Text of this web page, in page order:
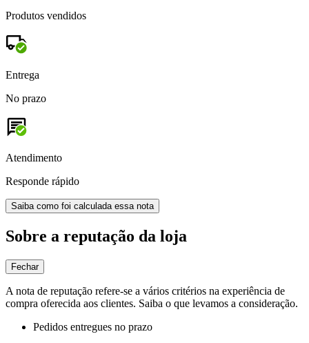
Produtos vendidos
Entrega
No prazo
Atendimento
Responde rápido
Saiba como foi calculada essa nota
Sobre a reputação da loja
Fechar
A nota de reputação refere-se a vários critérios na experiência de
compra oferecida aos clientes. Saiba o que levamos a consideração.
Pedidos entregues no prazo